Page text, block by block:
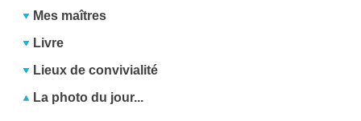
Mes maîtres
Livre
Lieux de convivialité
La photo du jour...